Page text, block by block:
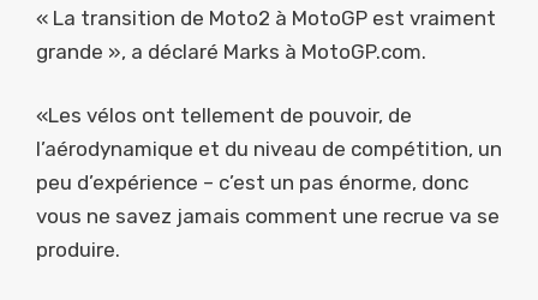
« La transition de Moto2 à MotoGP est vraiment
grande », a déclaré Marks à MotoGP.com.
«Les vélos ont tellement de pouvoir, de
l’aérodynamique et du niveau de compétition, un
peu d’expérience – c’est un pas énorme, donc
vous ne savez jamais comment une recrue va se
produire.